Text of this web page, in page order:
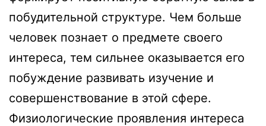
побудительной структуре. Чем больше
человек познает о предмете своего
интереса, тем сильнее оказывается его
побуждение развивать изучение и
совершенствование в этой сфере.
Физиологические проявления интереса